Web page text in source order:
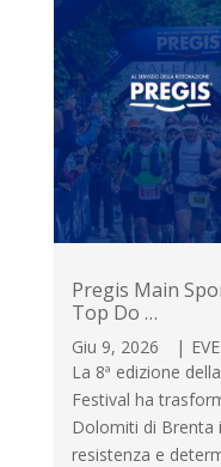
Pregis Main
Top Do …
Giu 9, 2026 |
La 8ª edizione
Festival ha
Dolomiti di Brenta
resistenza e